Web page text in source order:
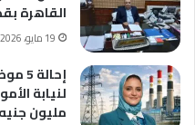
القاهرة
19 مايو، 2026
مليون جنيه